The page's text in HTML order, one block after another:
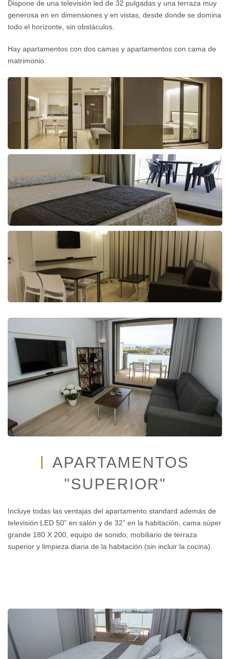
Dispone de una televisión led de 32 pulgadas y una terraza muy
generosa en en dimensiones y en vistas, desde donde se domina
todo el horizonte, sin obstáculos.
Hay apartamentos con dos camas y apartamentos con cama de
matrimonio.
APARTAMENTOS
"SUPERIOR"
Incluye todas las ventajas del apartamento standard además de
televisión LED 50” en salón y de 32” en la habitación, cama súper
grande 180 X 200, equipo de sonido, mobiliario de terraza
superior y limpieza diaria de la habitación (sin incluir la cocina).